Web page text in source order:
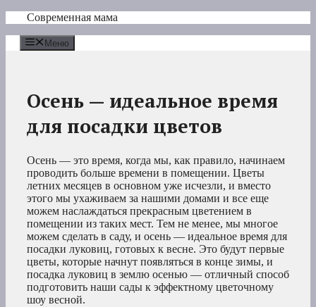
Перейти
содержимому
Современная мама
Меню
Осень — идеальное время
для посадки цветов
Осень — это время, когда мы, как правило, начинаем
проводить больше времени в помещении. Цветы
летних месяцев в основном уже исчезли, и вместо
этого мы ухаживаем за нашими домами и все еще
можем наслаждаться прекрасным цветением в
помещении из таких мест. Тем не менее, мы многое
можем сделать в саду, и осень — идеальное время для
посадки луковиц, готовых к весне. Это будут первые
цветы, которые начнут появляться в конце зимы, и
посадка луковиц в землю осенью — отличный способ
подготовить наши сады к эффектному цветочному
шоу весной.